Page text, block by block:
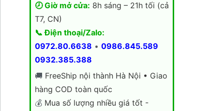
🕗 Giờ mở cửa: 8h sáng – 21h tối (cả
T7, CN)
📞 Điện thoại/Zalo:
0972.80.6638 • 0986.845.589
0932.385.388
🚚 FreeShip nội thành Hà Nội • Giao
hàng COD toàn quốc
💰 Mua số lượng nhiều giá tốt -